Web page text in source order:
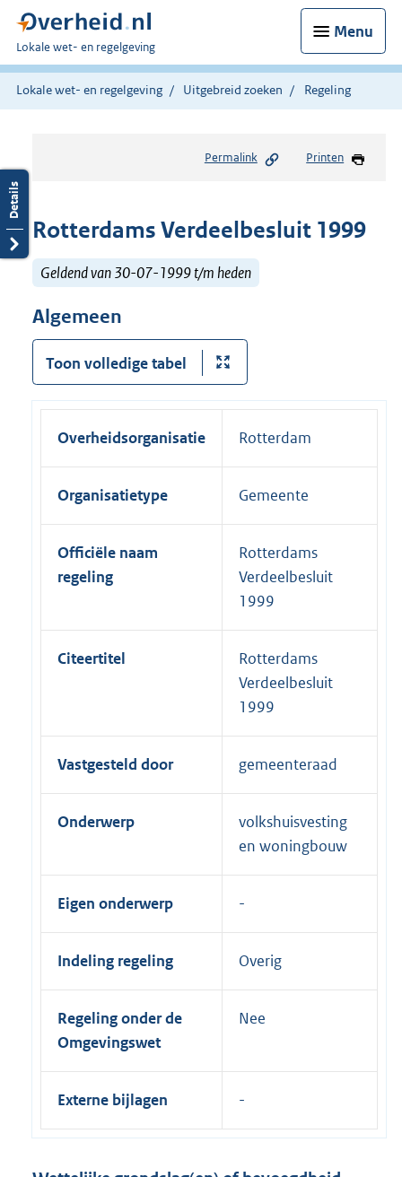
Menu
U
bent
hier:
Lokale wet- en regelgeving
Lokale wet- en regelgeving Uitgebreid zoeken Regeling
Permalink Printen
Rotterdams Verdeelbesluit 1999
Geldend van 30-07-1999 t/m heden
Algemeen
Toon volledige tabel
Overheidsorganisatie Rotterdam
Organisatietype Gemeente
Officiële naam
regeling
Rotterdams
Verdeelbesluit
1999
Citeertitel
Rotterdams
Verdeelbesluit
1999
Vastgesteld door gemeenteraad
Onderwerp
volkshuisvesting
en woningbouw
Eigen onderwerp
Indeling regeling Overig
Regeling onder de
Omgevingswet
Nee
Externe bijlagen